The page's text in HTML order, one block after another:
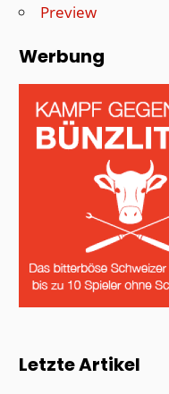
Preview
Werbung
Letzte Artikel